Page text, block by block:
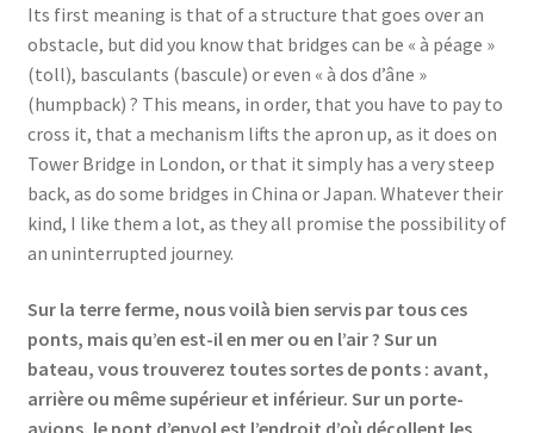
Its first meaning is that of a structure that goes over an
obstacle, but did you know that bridges can be « à péage »
(toll), basculants (bascule) or even « à dos d’âne »
(humpback) ? This means, in order, that you have to pay to
cross it, that a mechanism lifts the apron up, as it does on
Tower Bridge in London, or that it simply has a very steep
back, as do some bridges in China or Japan. Whatever their
kind, I like them a lot, as they all promise the possibility of
an uninterrupted journey.
Sur la terre ferme, nous voilà bien servis par tous ces
ponts, mais qu’en est-il en mer ou en l’air ? Sur un
bateau, vous trouverez toutes sortes de ponts : avant,
arrière ou même supérieur et inférieur. Sur un porte-